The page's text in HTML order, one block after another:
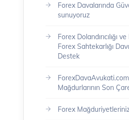
Forex Davalarında
sunuyoruz
Forex Dolandırıcılığı
Forex Sahtekarlığı
Destek
Mağdurlarının Son
Forex